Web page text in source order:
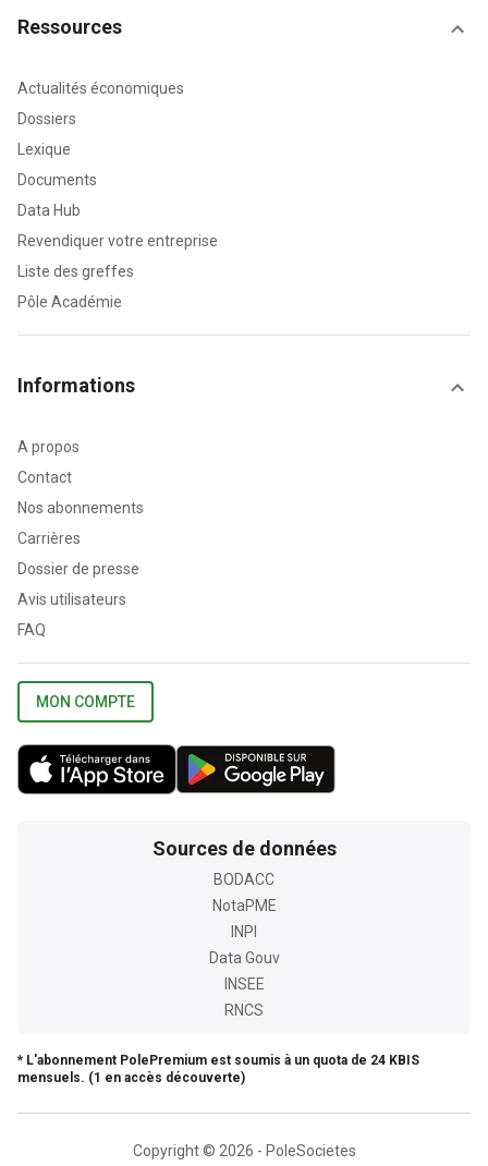
Ressources
Actualités économiques
Dossiers
Lexique
Documents
Data Hub
Revendiquer votre entreprise
Liste des greffes
Pôle Académie
Informations
A propos
Contact
Nos abonnements
Carrières
Dossier de presse
Avis utilisateurs
FAQ
MON COMPTE
Sources de données
BODACC
NotaPME
INPI
Data Gouv
INSEE
RNCS
* L'abonnement PolePremium est soumis à un quota de 24 KBIS
mensuels. (1 en accès découverte)
Copyright © 2026 - PoleSocietes